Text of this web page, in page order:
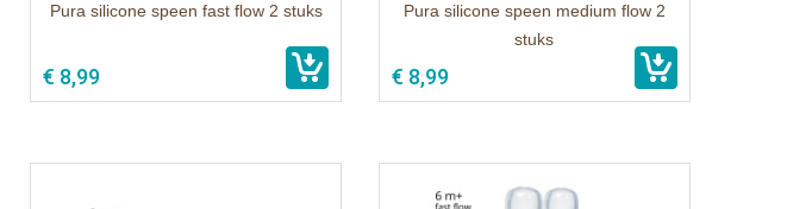
Pura silicone speen fast flow 2 stuks
€ 8,99
Pura silicone speen medium flow 2
stuks
€ 8,99